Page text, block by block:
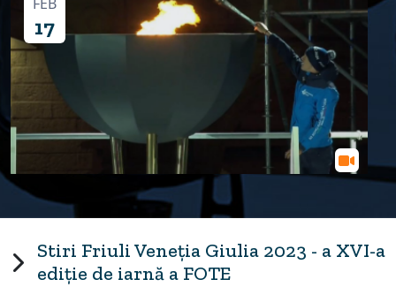
17
FOTE Friulie Veneția Giulia 2023 -
Stiri Friuli Veneția Giulia 2023 - a XVI-a
ediție de iarnă a FOTE